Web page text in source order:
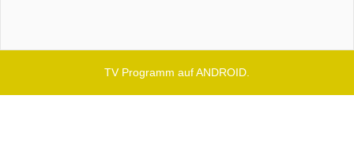
TV Programm auf ANDROID.